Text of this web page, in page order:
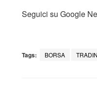
Seguici su Google
Tags: BORSA